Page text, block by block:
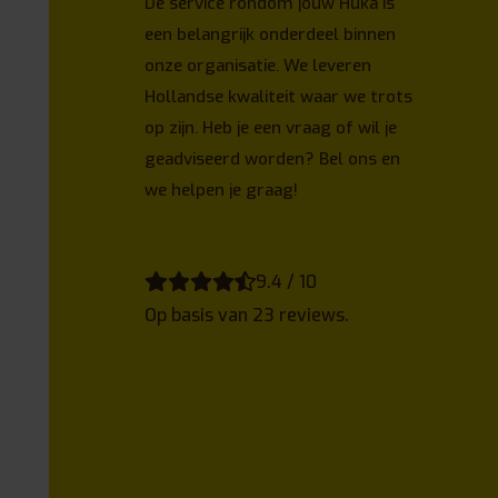
ComfoPlus
Helan Zorgwinkel
Oldenzaal
Experience center
Wetteren
Vigo NV Wetteren
een belangrijk onderdeel binnen
onze organisatie. We leveren
Hollandse kwaliteit waar we trots
op zijn. Heb je een vraag of wil je
geadviseerd worden? Bel ons en
we helpen je graag!
9.4 / 10
Op basis van 23 reviews.